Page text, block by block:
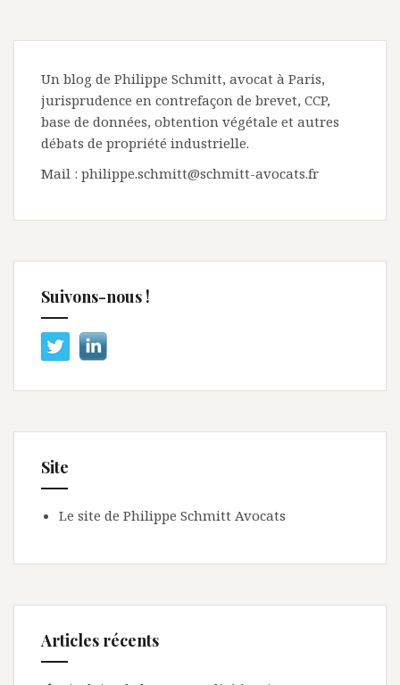
Un blog de Philippe Schmitt, avocat à Paris,
jurisprudence en contrefaçon de brevet, CCP,
base de données, obtention végétale et autres
débats de propriété industrielle.
Mail : philippe.schmitt@schmitt-avocats.fr
Suivons-nous !
Site
Le site de Philippe Schmitt Avocats
Articles récents